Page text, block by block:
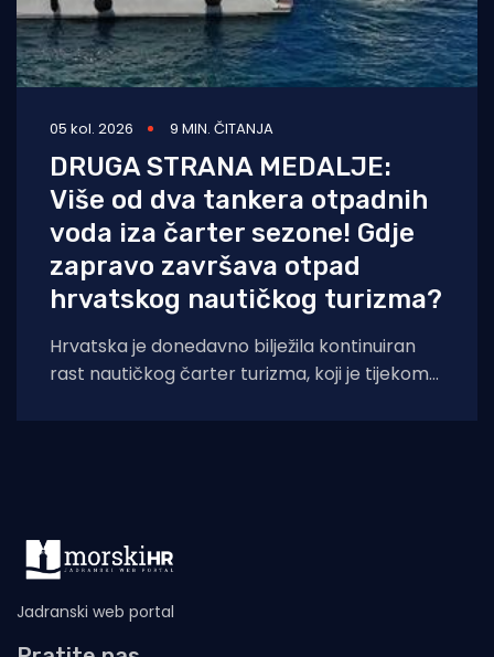
05 kol. 2026 9 MIN. ČITANJA
DRUGA STRANA MEDALJE:
Više od dva tankera otpadnih
voda iza čarter sezone! Gdje
zapravo završava otpad
hrvatskog nautičkog turizma?
Hrvatska je donedavno bilježila kontinuiran
rast nautičkog čarter turizma, koji je tijekom
Jadranski web portal